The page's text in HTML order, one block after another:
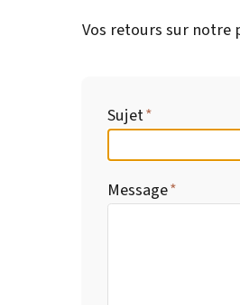
Vos retours sur notre
Sujet
Message